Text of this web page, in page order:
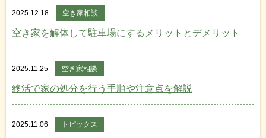
2025.12.18 空き家相談
空き家を解体して駐車場にするメリットとデメリット
2025.11.25 空き家相談
終活で家の処分を行う手順や注意点を解説
2025.11.06 トピックス